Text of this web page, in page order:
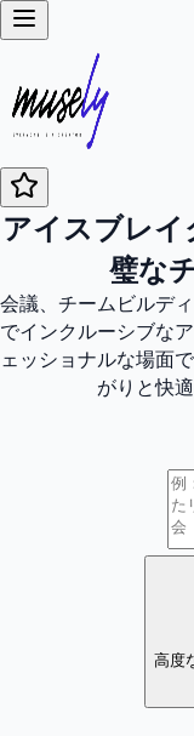
アイスブレ
璧な
会議、チームビルデ
でインクルーシブな
ェッショナルな場面
がりと快
高度